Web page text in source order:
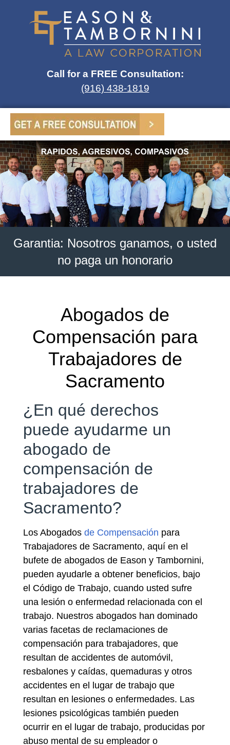
Call for a FREE Consultation:
(916) 438-1819
Garantia: Nosotros ganamos, o usted
no paga un honorario
Abogados de
Compensación para
Trabajadores de
Sacramento
¿En qué derechos
puede ayudarme un
abogado de
compensación de
trabajadores de
Sacramento?
Los Abogados de Compensación para
Trabajadores de Sacramento, aquí en el
bufete de abogados de Eason y Tambornini,
pueden ayudarle a obtener beneficios, bajo
el Código de Trabajo, cuando usted sufre
una lesión o enfermedad relacionada con el
trabajo. Nuestros abogados han dominado
varias facetas de reclamaciones de
compensación para trabajadores, que
resultan de accidentes de automóvil,
resbalones y caídas, quemaduras y otros
accidentes en el lugar de trabajo que
resultan en lesiones o enfermedades. Las
lesiones psicológicas también pueden
ocurrir en el lugar de trabajo, producidas por
abuso mental de su empleador o